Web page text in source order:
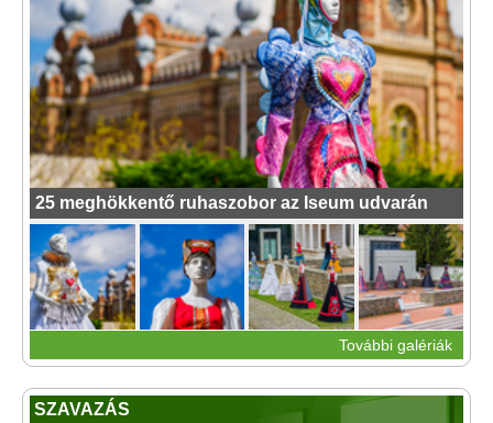
25 meghökkentő ruhaszobor az Iseum udvarán
További galériák
SZAVAZÁS